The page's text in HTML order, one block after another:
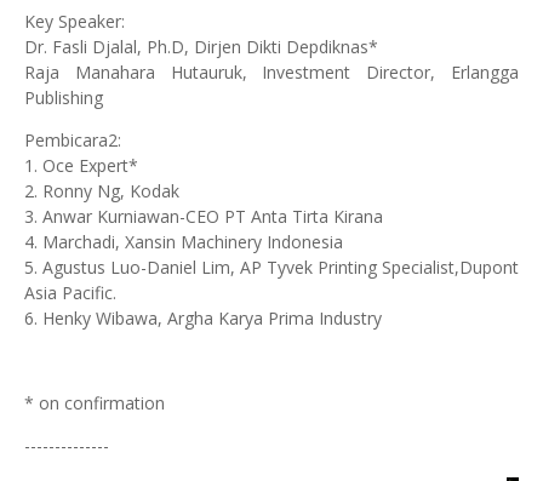
Key Speaker:
Dr. Fasli Djalal, Ph.D, Dirjen Dikti Depdiknas*
Raja Manahara Hutauruk, Investment Director, Erlangga
Publishing
Pembicara2:
1. Oce Expert*
2. Ronny Ng, Kodak
3. Anwar Kurniawan-CEO PT Anta Tirta Kirana
4. Marchadi, Xansin Machinery Indonesia
5. Agustus Luo-Daniel Lim, AP Tyvek Printing Specialist,Dupont
Asia Pacific.
6. Henky Wibawa, Argha Karya Prima Industry
* on confirmation
--------------